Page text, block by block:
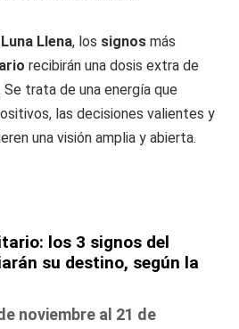
Luna Llena, los signos más
recibirán una dosis extra de
trata de una energía que
las decisiones valientes y
una visión amplia y abierta.
los 3 signos del
su destino, según la
noviembre al 21 de